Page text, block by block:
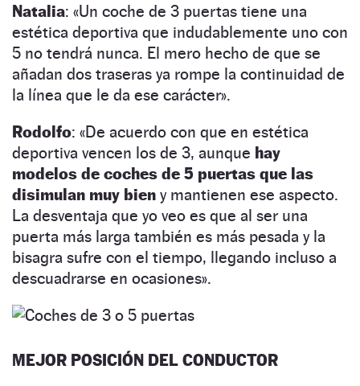
Natalia: «Un coche de 3 puertas tiene una
estética deportiva que indudablemente uno con
5 no tendrá nunca. El mero hecho de que se
añadan dos traseras ya rompe la continuidad de
la línea que le da ese carácter».
Rodolfo: «De acuerdo con que en estética
deportiva vencen los de 3, aunque hay
modelos de coches de 5 puertas que las
disimulan muy bien y mantienen ese aspecto.
La desventaja que yo veo es que al ser una
puerta más larga también es más pesada y la
bisagra sufre con el tiempo, llegando incluso a
descuadrarse en ocasiones».
MEJOR POSICIÓN DEL CONDUCTOR